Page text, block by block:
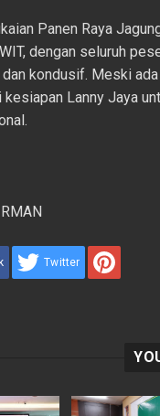
Panen Raya
dengan seluruh
dan kondusif. Meski
kesiapan Lanny Jaya
Twitter